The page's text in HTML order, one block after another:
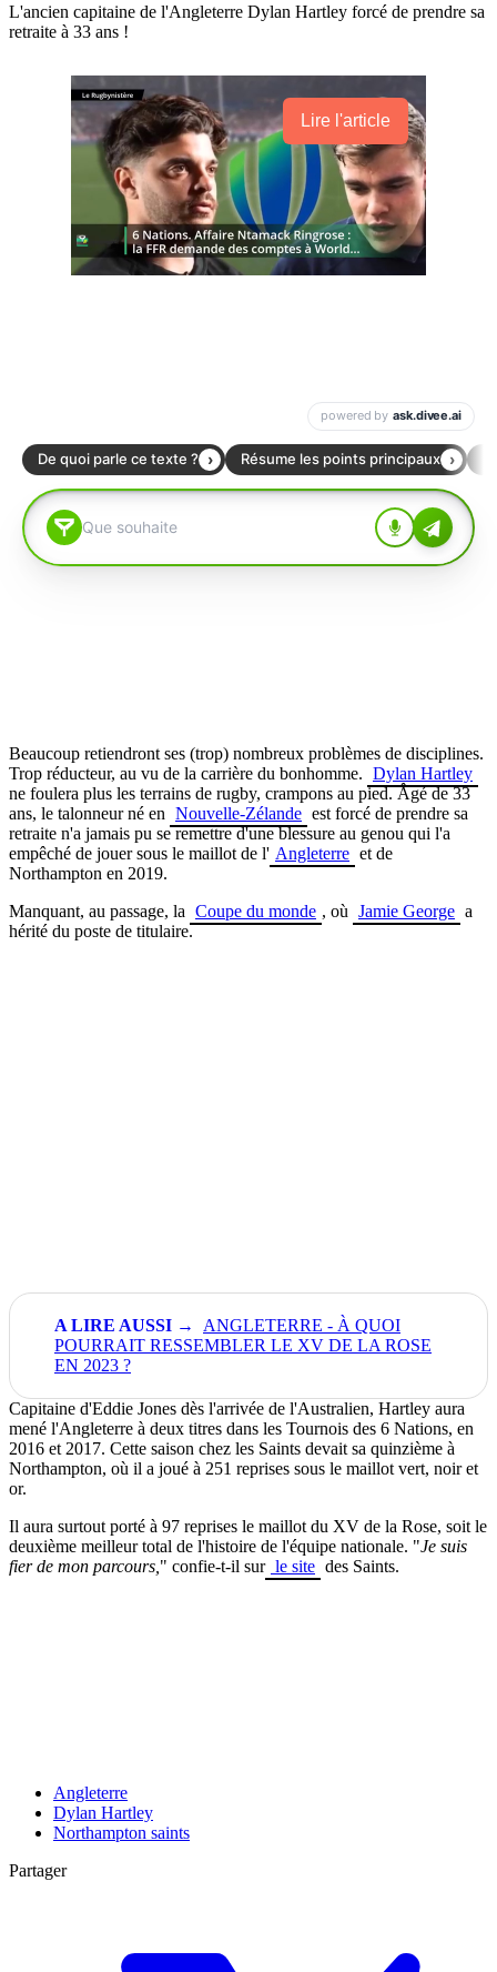
L'ancien capitaine de l'Angleterre Dylan Hartley forcé de prendre sa
retraite à 33 ans !
Lire l'article
Beaucoup retiendront ses (trop) nombreux problèmes de disciplines.
Trop réducteur, au vu de la carrière du bonhomme. Dylan Hartley
ne foulera plus les terrains de rugby, crampons au pied. Âgé de 33
ans, le talonneur né en Nouvelle-Zélande est forcé de prendre sa
retraite n'a jamais pu se remettre d'une blessure au genou qui l'a
empêché de jouer sous le maillot de l' Angleterre et de
Northampton en 2019.
Manquant, au passage, la Coupe du monde , où Jamie George a
hérité du poste de titulaire.
ANGLETERRE - À QUOI
POURRAIT RESSEMBLER LE XV DE LA ROSE
EN 2023 ?
Capitaine d'Eddie Jones dès l'arrivée de l'Australien, Hartley aura
mené l'Angleterre à deux titres dans les Tournois des 6 Nations, en
2016 et 2017. Cette saison chez les Saints devait sa quinzième à
Northampton, où il a joué à 251 reprises sous le maillot vert, noir et
or.
Il aura surtout porté à 97 reprises le maillot du XV de la Rose, soit le
deuxième meilleur total de l'histoire de l'équipe nationale. "Je suis
fier de mon parcours, " confie-t-il sur le site des Saints.
Angleterre
Dylan Hartley
Northampton saints
Partager